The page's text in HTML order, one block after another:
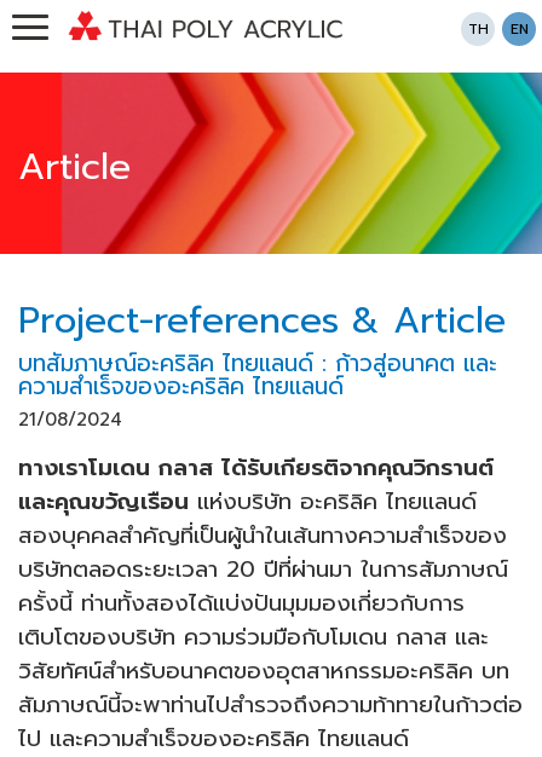
TH EN
Article
Project-references & Article
บทสัมภาษณ์อะคริลิค ไทยแลนด์ : ก้าวสู่อนาคต และ
ความสำเร็จของอะคริลิค ไทยแลนด์
21/08/2024
ทางเราโมเดน กลาส ได้รับเกียรติจากคุณวิกรานต์
และคุณขวัญเรือน แห่งบริษัท อะคริลิค ไทยแลนด์
สองบุคคลสำคัญที่เป็นผู้นำในเส้นทางความสำเร็จของ
บริษัทตลอดระยะเวลา 20 ปีที่ผ่านมา ในการสัมภาษณ์
ครั้งนี้ ท่านทั้งสองได้แบ่งปันมุมมองเกี่ยวกับการ
เติบโตของบริษัท ความร่วมมือกับโมเดน กลาส และ
วิสัยทัศน์สำหรับอนาคตของอุตสาหกรรมอะคริลิค บท
สัมภาษณ์นี้จะพาท่านไปสำรวจถึงความท้าทายในก้าวต่อ
ไป และความสำเร็จของอะคริลิค ไทยแลนด์